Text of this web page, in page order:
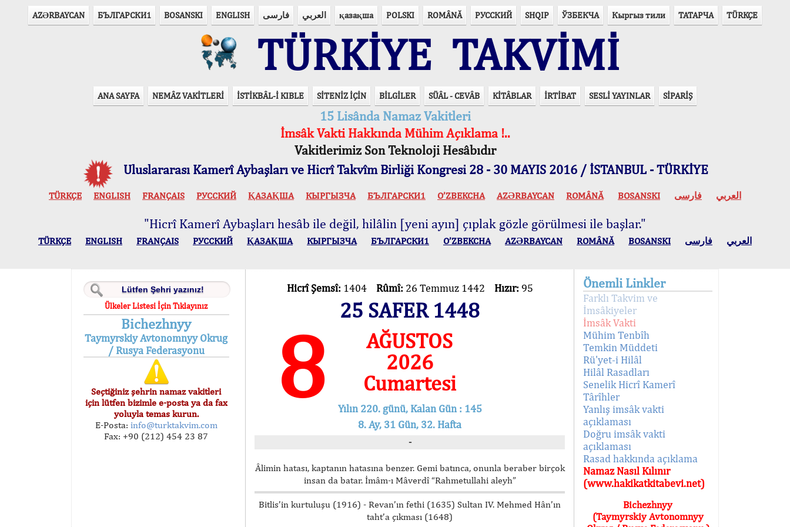
AZӘRBAYCAN БЪЛГАРСКИ1 BOSANSKI ENGLISH فارسی العربي қазақша POLSKI ROMÂNĂ РУССКИЙ SHQIP ЎЗБЕКЧА Кыргыз тили ТАТАРЧА TÜRKÇE
TÜRKİYE TAKVİMİ
ANA SAYFA NEMÂZ VAKİTLERİ İSTİKBÂL-İ KIBLE SİTENİZ İÇİN BİLGİLER SÜÂL - CEVÂB KİTÂBLAR İRTİBAT SESLİ YAYINLAR SİPARİŞ
15 Lisânda Namaz Vakitleri
İmsâk Vakti Hakkında Mühim Açıklama !..
Vakitlerimiz Son Teknoloji Hesâbıdır
Uluslararası Kamerî Aybaşları ve Hicrî Takvîm Birliği Kongresi 28 - 30 MAYIS 2016 / İSTANBUL - TÜRKİYE
TÜRKÇE ENGLISH FRANÇAIS РУССКИЙ ҚАЗАҚША КЫPГЫЗЧA БЪЛГАРСКИ1 O’ZBEKCHA AZӘRBAYCAN ROMÂNĂ BOSANSKI العربي فارسی
"Hicrî Kamerî Aybaşları hesâb ile değil, hilâlin [yeni ayın] çıplak gözle görülmesi ile başlar."
TÜRKÇE ENGLISH FRANÇAIS РУССКИЙ ҚАЗАҚША КЫPГЫЗЧA БЪЛГАРСКИ1 O’ZBEKCHA AZӘRBAYCAN ROMÂNĂ BOSANSKI العربي فارسی
Ülkeler Listesi İçin Tıklayınız
Bichezhnyy
Taymyrskiy Avtonomnyy Okrug
/ Rusya Federasyonu
Seçtiğiniz şehrin namaz vakitleri
için lütfen bizimle e-posta ya da fax
yoluyla temas kurun.
E-Posta: info@turktakvim.com
Fax: +90 (212) 454 23 87
Hicrî Şemsî: 1404 Rûmî: 26 Temmuz 1442 Hızır: 95
25 SAFER 1448
8
AĞUSTOS
2026
Cumartesi
Yılın 220. günü, Kalan Gün : 145
8. Ay, 31 Gün, 32. Hafta
-
Âlimin hatası, kaptanın hatasına benzer. Gemi batınca, onunla beraber birçok
insan da batar. İmâm-ı Mâverdî “Rahmetullahi aleyh”
Bitlis’in kurtuluşu (1916) - Revan’ın fethi (1635) Sultan IV. Mehmed Hân’ın
taht’a çıkması (1648)
Önemli Linkler
Farklı Takvim ve
İmsâkiyeler
İmsâk Vakti
Mühim Tenbîh
Temkin Müddeti
Rü'yet-i Hilâl
Hilâl Rasadları
Senelik Hicrî Kamerî
Târîhler
Yanlış imsâk vakti
açıklaması
Doğru imsâk vakti
açıklaması
Rasad hakkında açıklama
Namaz Nasıl Kılınır
(www.hakikatkitabevi.net)
Bichezhnyy
(Taymyrskiy Avtonomnyy